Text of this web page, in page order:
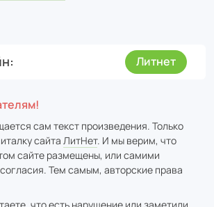
Литнет
сам текст произведения. Только
сайта ЛитНет. И мы верим, что
сайте размещены, или самими
Тем самым, авторские права
что есть нарушение или заметили